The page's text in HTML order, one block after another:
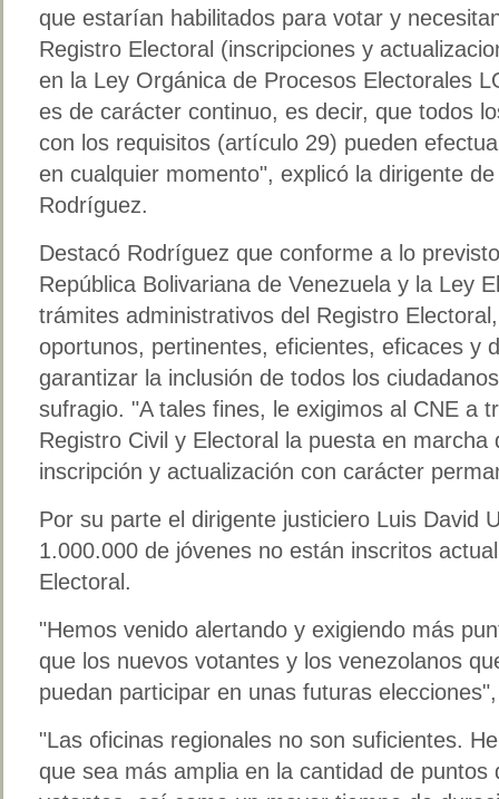
que estarían habilitados para votar y
Registro Electoral (inscripciones y
en la Ley Orgánica de Procesos Electorales
es de carácter continuo, es decir, que todos
con los requisitos (artículo 29) pueden
en cualquier momento", explicó la dirigente
Rodríguez.
Destacó Rodríguez que conforme a lo
República Bolivariana de Venezuela y la Ley
trámites administrativos del Registro
oportunos, pertinentes, eficientes, eficaces y
garantizar la inclusión de todos los
sufragio. "A tales fines, le exigimos al CNE a
Registro Civil y Electoral la puesta en
inscripción y actualización con carácter
Por su parte el dirigente justiciero Luis David
1.000.000 de jóvenes no están inscritos
Electoral.
"Hemos venido alertando y exigiendo más
que los nuevos votantes y los venezolanos
puedan participar en unas futuras
"Las oficinas regionales no son suficientes.
que sea más amplia en la cantidad de puntos